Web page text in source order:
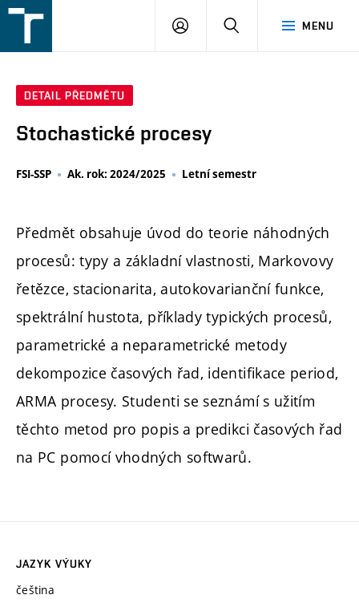
v
MENU
PŘIHLÁŠENÍ
DETAIL PŘEDMĚTU
Stochastické procesy
FSI-SSP Ak. rok: 2024/2025 Letní semestr
Předmět obsahuje úvod do teorie náhodných
procesů: typy a základní vlastnosti, Markovovy
řetězce, stacionarita, autokovarianční funkce,
spektrální hustota, příklady typických procesů,
parametrické a neparametrické metody
dekompozice časových řad, identifikace period,
ARMA procesy. Studenti se seznámí s užitím
těchto metod pro popis a predikci časových řad
na PC pomocí vhodných softwarů.
JAZYK VÝUKY
čeština